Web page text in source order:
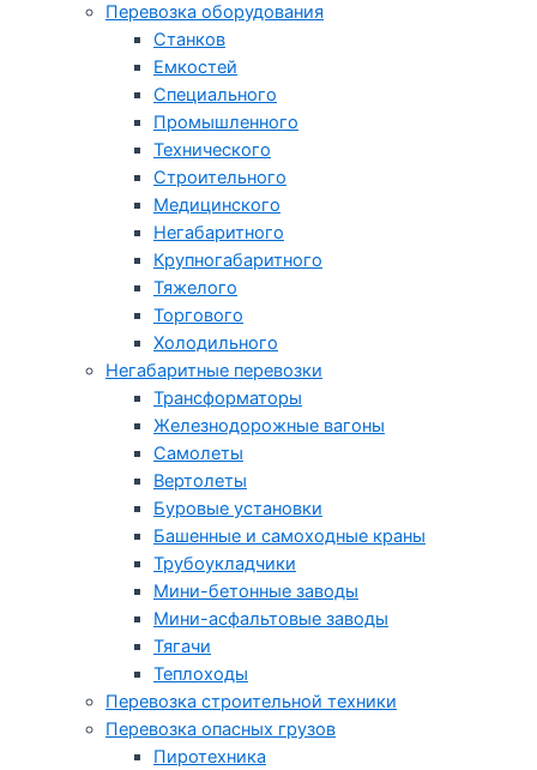
Перевозка оборудования
Станков
Емкостей
Специального
Промышленного
Технического
Строительного
Медицинского
Негабаритного
Крупногабаритного
Тяжелого
Торгового
Холодильного
Негабаритные перевозки
Трансформаторы
Железнодорожные вагоны
Самолеты
Вертолеты
Буровые установки
Башенные и самоходные краны
Трубоукладчики
Мини-бетонные заводы
Мини-асфальтовые заводы
Тягачи
Теплоходы
Перевозка строительной техники
Перевозка опасных грузов
Пиротехника